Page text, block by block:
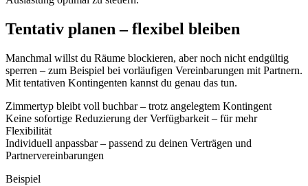
Tentativ planen – flexibel bleiben
Manchmal willst du Räume blockieren, aber noch nicht endgültig
sperren – zum Beispiel bei vorläufigen Vereinbarungen mit Partnern.
Mit tentativen Kontingenten kannst du genau das tun.
Zimmertyp bleibt voll buchbar – trotz angelegtem Kontingent
Keine sofortige Reduzierung der Verfügbarkeit – für mehr
Flexibilität
Individuell anpassbar – passend zu deinen Verträgen und
Partnervereinbarungen
Beispiel